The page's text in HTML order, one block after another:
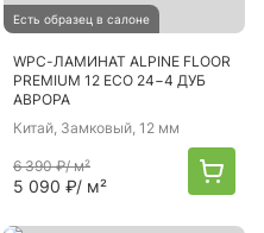
Есть образец в салоне
WPC-ЛАМИНАТ ALPINE FLOOR
PREMIUM 12 ECO 24−4 ДУБ
АВРОРА
Китай, Замковый, 12 мм
6 390 ₽/ м²
5 090 ₽/ м²